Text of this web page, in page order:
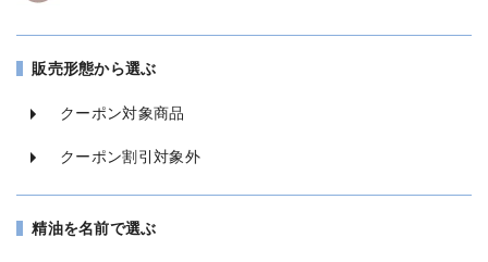
販売形態から選ぶ
クーポン対象商品
クーポン割引対象外
精油を名前で選ぶ